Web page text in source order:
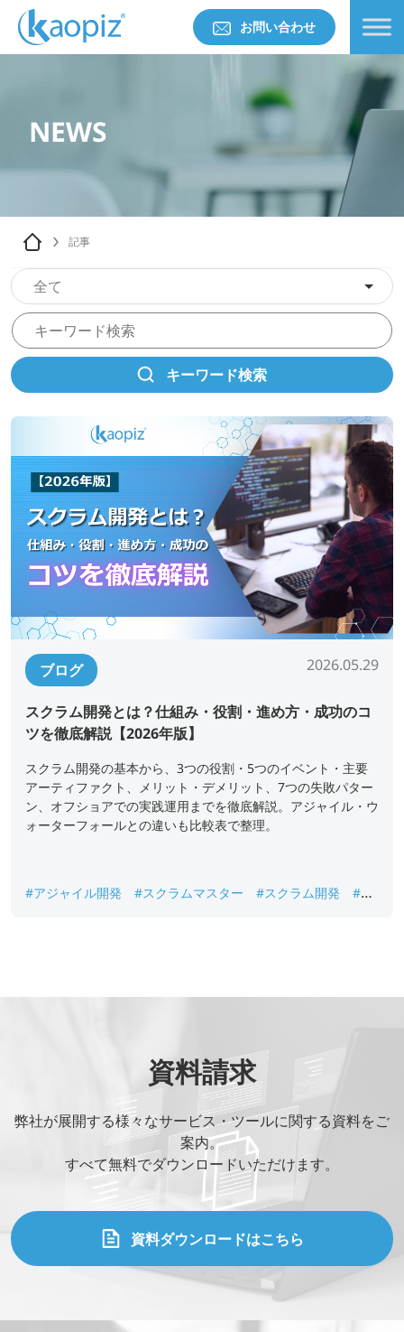
お問い合わせ
NEWS
記事
全て
キーワード検索
ブログ 2026.05.29
スクラム開発とは？仕組み・役割・進め方・成功のコ
ツを徹底解説【2026年版】
スクラム開発の基本から、3つの役割・5つのイベント・主要
アーティファクト、メリット・デメリット、7つの失敗パター
ン、オフショアでの実践運用までを徹底解説。アジャイル・ウ
ォーターフォールとの違いも比較表で整理。
#アジャイル開発 #スクラムマスター #スクラム開発
#ス
資料請求
弊社が展開する様々なサービス・ツールに関する資料をご
案内。
すべて無料でダウンロードいただけます。
資料ダウンロードはこちら